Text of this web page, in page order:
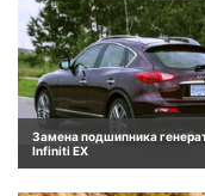
Замена подшипника
Infiniti EX